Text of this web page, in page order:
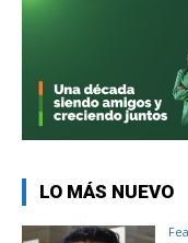
LO MÁS NUEVO